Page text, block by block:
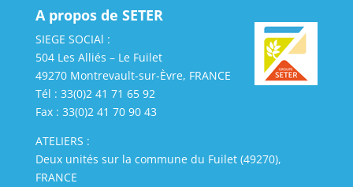
A propos de SETER
SIEGE SOCIAl :
504 Les Alliés – Le Fuilet
49270 Montrevault-sur-Èvre, FRANCE
Tél : 33(0)2 41 71 65 92
Fax : 33(0)2 41 70 90 43
ATELIERS :
Deux unités sur la commune du Fuilet (49270),
FRANCE